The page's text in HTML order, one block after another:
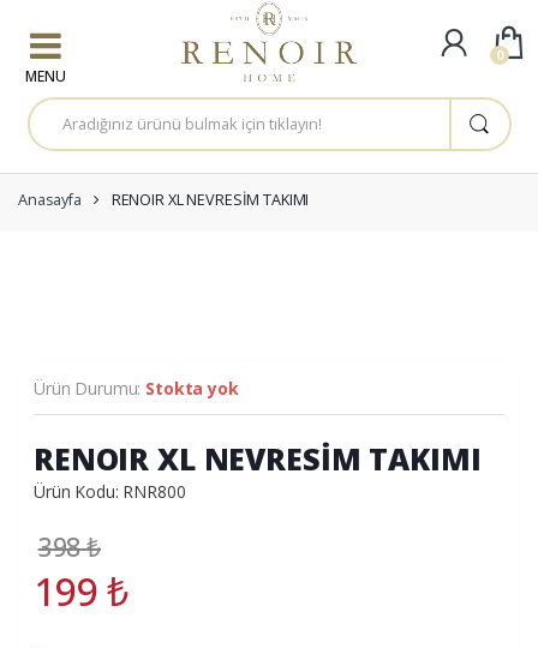
A
r
a
a
:
Anasayfa RENOIR XL NEVRESİM TAKIMI
Ürün Durumu: Stokta yok
RENOIR XL NEVRESİM TAKIMI
Ürün Kodu: RNR800
398₺
199₺
0